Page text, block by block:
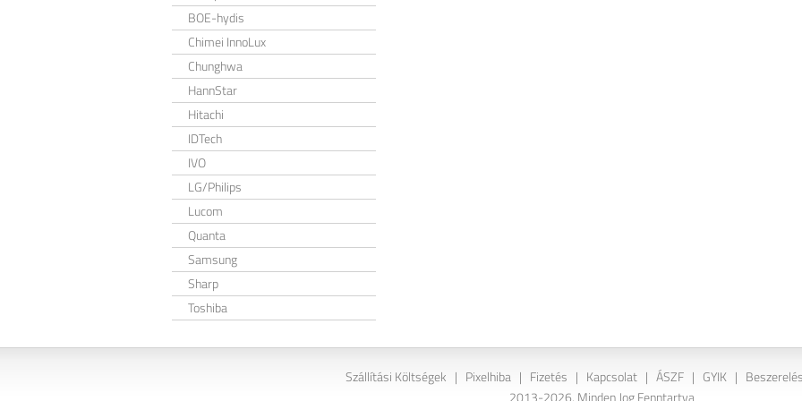
BOE-hydis
Chimei InnoLux
Chunghwa
HannStar
Hitachi
IDTech
IVO
LG/Philips
Lucom
Quanta
Samsung
Sharp
Toshiba
Szállítási Költségek | Pixelhiba | Fizetés | Kapcsolat | ÁSZF | GYIK |
2013-2026. Minden Jog Fenntartva